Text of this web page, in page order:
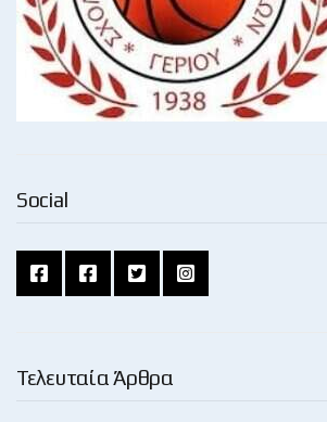
Social
Τελευταία Άρθρα